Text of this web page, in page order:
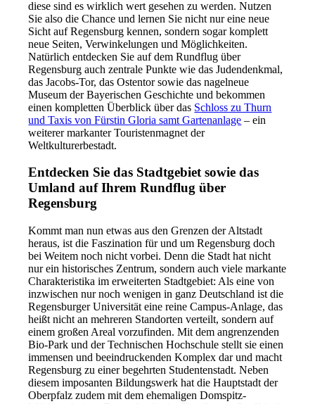
diese sind es wirklich wert gesehen zu werden. Nutzen
Sie also die Chance und lernen Sie nicht nur eine neue
Sicht auf Regensburg kennen, sondern sogar komplett
neue Seiten, Verwinkelungen und Möglichkeiten.
Natürlich entdecken Sie auf dem Rundflug über
Regensburg auch zentrale Punkte wie das Judendenkmal,
das Jacobs-Tor, das Ostentor sowie das nagelneue
Museum der Bayerischen Geschichte und bekommen
einen kompletten Überblick über das Schloss zu Thurn
und Taxis von Fürstin Gloria samt Gartenanlage – ein
weiterer markanter Touristenmagnet der
Weltkulturerbestadt.
Entdecken Sie das Stadtgebiet sowie das
Umland auf Ihrem Rundflug über
Regensburg
Kommt man nun etwas aus den Grenzen der Altstadt
heraus, ist die Faszination für und um Regensburg doch
bei Weitem noch nicht vorbei. Denn die Stadt hat nicht
nur ein historisches Zentrum, sondern auch viele markante
Charakteristika im erweiterten Stadtgebiet: Als eine von
inzwischen nur noch wenigen in ganz Deutschland ist die
Regensburger Universität eine reine Campus-Anlage, das
heißt nicht an mehreren Standorten verteilt, sondern auf
einem großen Areal vorzufinden. Mit dem angrenzenden
Bio-Park und der Technischen Hochschule stellt sie einen
immensen und beeindruckenden Komplex dar und macht
Regensburg zu einer begehrten Studentenstadt. Neben
diesem imposanten Bildungswerk hat die Hauptstadt der
Oberpfalz zudem mit dem ehemaligen Domspitz-